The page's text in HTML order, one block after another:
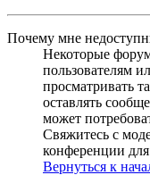
Почему мне
Некоторые
пользователям
просматривать
оставлять
может
Свяжитесь с
конференции
Вернуться к